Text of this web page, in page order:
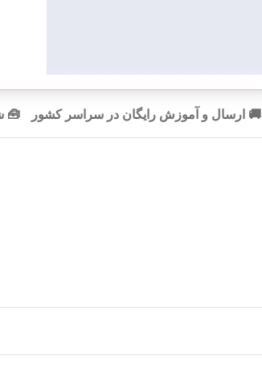
🚚 ارسال و آموزش رایگان در سراسر کشور 🧰